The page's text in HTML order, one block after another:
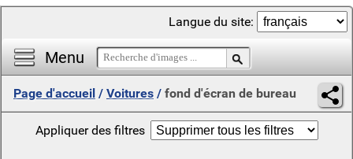
Menu
Langue du site:
Page d'accueil / Voitures / fond d'écran de bureau
Appliquer des filtres